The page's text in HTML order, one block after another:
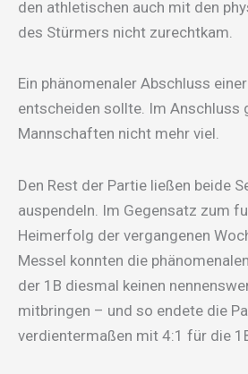
den athletischen auch mit den
des Stürmers nicht zurechtkam.
Ein phänomenaler Abschluss
entscheiden sollte. Im Anschluss
Mannschaften nicht mehr viel.
Den Rest der Partie ließen beide
auspendeln. Im Gegensatz zum
Heimerfolg der vergangenen
Messel konnten die
der 1B diesmal keinen
mitbringen – und so endete die
verdientermaßen mit 4:1 für die